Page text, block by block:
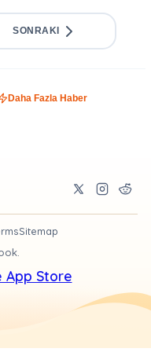
SONRAKI
Daha Fazla Haber
Sitemap